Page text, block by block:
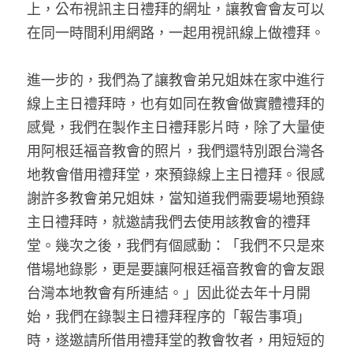
上，公布視訊主日禮拜的網址，讓教會會友可以
在同一時間利用網路，一起用視訊線上做禮拜。
進一步的，我們為了讓教會弟兄姐妹在家中進行
線上主日禮拜時，也有如同在教會做實體禮拜的
感覺，我們在製作主日禮拜影片時，除了大量使
用阿根廷福音教會的照片，我們還特別跟台灣各
地教會借用禮拜堂，來預錄線上主日禮拜。很感
謝許多教會弟兄姐妹，當知道我們需要場地預錄
主日禮拜時，就邀請我們去使用該教會的禮拜
堂。幾次之後，我們有個感動：「我們不只是來
借場地錄影，更是要讓阿根廷福音教會的會友跟
台灣本地教會有所連結。」因此從去年十月開
始，我們在錄製主日禮拜程序的「報告事項」
時，遂邀請所借用禮拜堂的教會牧者，用短短的